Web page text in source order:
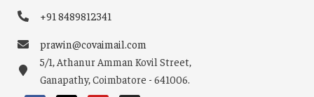
+91 8489812341
prawin@covaimail.com
5/1, Athanur Amman Kovil Street,
Ganapathy, Coimbatore - 641006.